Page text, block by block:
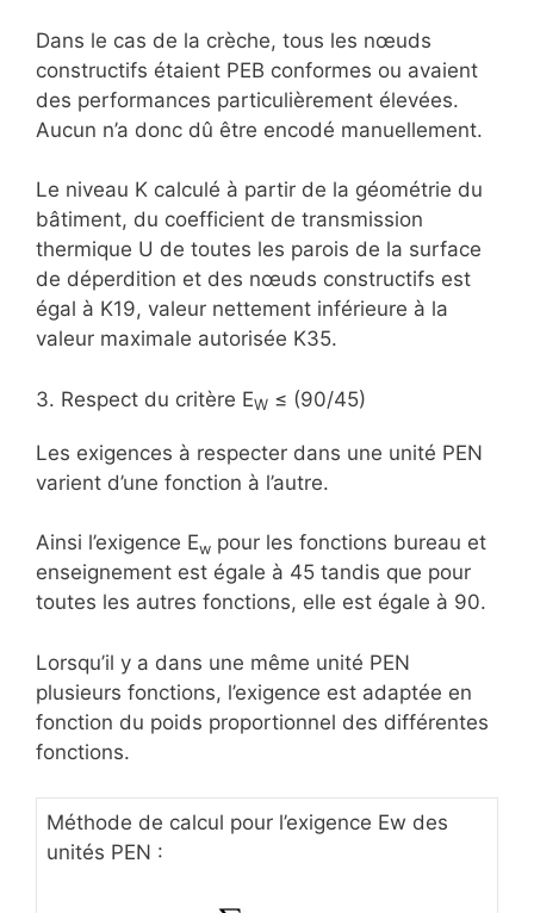
Dans le cas de la crèche, tous les nœuds
constructifs étaient PEB conformes ou avaient
des performances particulièrement élevées.
Aucun n’a donc dû être encodé manuellement.
Le niveau K calculé à partir de la géométrie du
bâtiment, du coefficient de transmission
thermique U de toutes les parois de la surface
de déperdition et des nœuds constructifs est
égal à K19, valeur nettement inférieure à la
valeur maximale autorisée K35.
3. Respect du critère EW ≤ (90/45)
Les exigences à respecter dans une unité PEN
varient d’une fonction à l’autre.
Ainsi l’exigence Ew pour les fonctions bureau et
enseignement est égale à 45 tandis que pour
toutes les autres fonctions, elle est égale à 90.
Lorsqu’il y a dans une même unité PEN
plusieurs fonctions, l’exigence est adaptée en
fonction du poids proportionnel des différentes
fonctions.
Méthode de calcul pour l’exigence Ew des
unités PEN :